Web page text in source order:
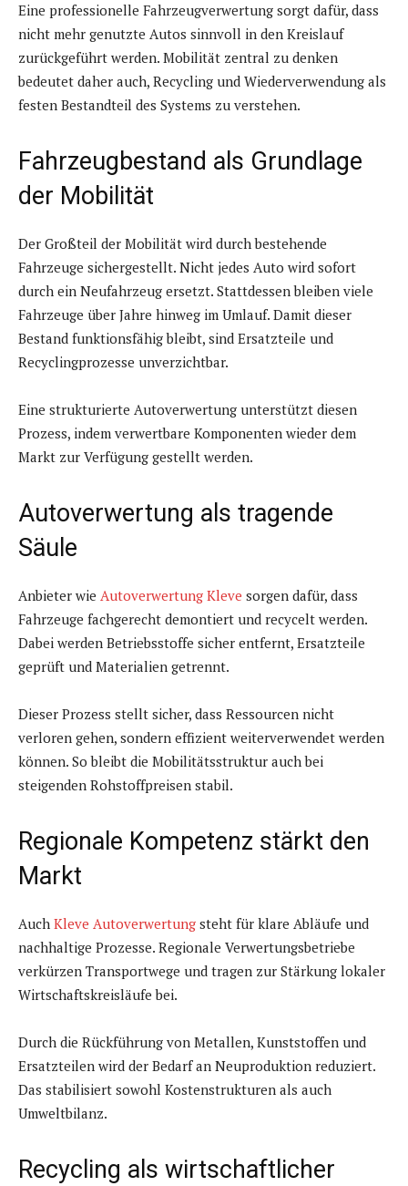
Eine professionelle Fahrzeugverwertung sorgt dafür, dass
nicht mehr genutzte Autos sinnvoll in den Kreislauf
zurückgeführt werden. Mobilität zentral zu denken
bedeutet daher auch, Recycling und Wiederverwendung als
festen Bestandteil des Systems zu verstehen.
Fahrzeugbestand als Grundlage
der Mobilität
Der Großteil der Mobilität wird durch bestehende
Fahrzeuge sichergestellt. Nicht jedes Auto wird sofort
durch ein Neufahrzeug ersetzt. Stattdessen bleiben viele
Fahrzeuge über Jahre hinweg im Umlauf. Damit dieser
Bestand funktionsfähig bleibt, sind Ersatzteile und
Recyclingprozesse unverzichtbar.
Eine strukturierte Autoverwertung unterstützt diesen
Prozess, indem verwertbare Komponenten wieder dem
Markt zur Verfügung gestellt werden.
Autoverwertung als tragende
Säule
Anbieter wie Autoverwertung Kleve sorgen dafür, dass
Fahrzeuge fachgerecht demontiert und recycelt werden.
Dabei werden Betriebsstoffe sicher entfernt, Ersatzteile
geprüft und Materialien getrennt.
Dieser Prozess stellt sicher, dass Ressourcen nicht
verloren gehen, sondern effizient weiterverwendet werden
können. So bleibt die Mobilitätsstruktur auch bei
steigenden Rohstoffpreisen stabil.
Regionale Kompetenz stärkt den
Markt
Auch Kleve Autoverwertung steht für klare Abläufe und
nachhaltige Prozesse. Regionale Verwertungsbetriebe
verkürzen Transportwege und tragen zur Stärkung lokaler
Wirtschaftskreisläufe bei.
Durch die Rückführung von Metallen, Kunststoffen und
Ersatzteilen wird der Bedarf an Neuproduktion reduziert.
Das stabilisiert sowohl Kostenstrukturen als auch
Umweltbilanz.
Recycling als wirtschaftlicher